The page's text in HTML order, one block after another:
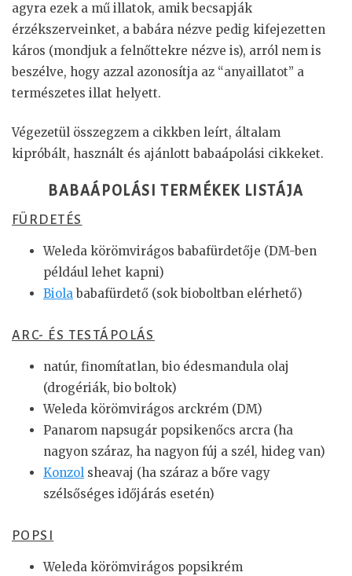
agyra ezek a mű illatok, amik becsapják
érzékszerveinket, a babára nézve pedig kifejezetten
káros (mondjuk a felnőttekre nézve is), arról nem is
beszélve, hogy azzal azonosítja az “anyaillatot” a
természetes illat helyett.
Végezetül összegzem a cikkben leírt, általam
kipróbált, használt és ajánlott babaápolási cikkeket.
BABAÁPOLÁSI TERMÉKEK LISTÁJA
FÜRDETÉS
Weleda körömvirágos babafürdetője (DM-ben
például lehet kapni)
Biola babafürdető (sok bioboltban elérhető)
ARC- ÉS TESTÁPOLÁS
natúr, finomítatlan, bio édesmandula olaj
(drogériák, bio boltok)
Weleda körömvirágos arckrém (DM)
Panarom napsugár popsikenőcs arcra (ha
nagyon száraz, ha nagyon fúj a szél, hideg van)
Konzol sheavaj (ha száraz a bőre vagy
szélsőséges időjárás esetén)
POPSI
Weleda körömvirágos popsikrém